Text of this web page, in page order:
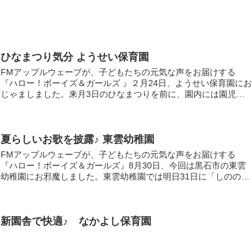
ひなまつり気分 ようせい保育園
FMアップルウェーブが、子どもたちの元気な声をお届けする
『ハロー！ボーイズ＆ガールズ 』２月24日、ようせい保育園にお
じゃましました。来月3日のひなまつりを前に、園内には園児が
夏らしいお歌を披露♪ 東雲幼稚園
FMアップルウェーブが、子どもたちの元気な声をお届けする
『ハロー！ボーイズ＆ガールズ』8月30日、今回は黒石市の東雲
幼稚園にお邪魔しました。東雲幼稚園では明日31日に「しののめ
新園舎で快適♪ なかよし保育園